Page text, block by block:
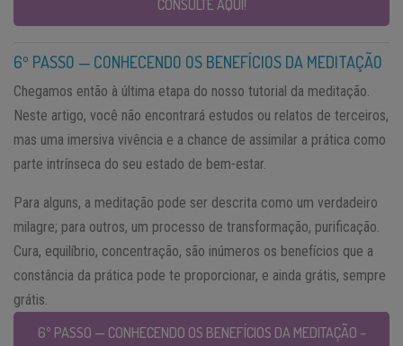
CONSULTE AQUI!
6º PASSO — CONHECENDO OS BENEFÍCIOS DA MEDITAÇÃO
Chegamos então à última etapa do nosso tutorial da meditação.
Neste artigo, você não encontrará estudos ou relatos de terceiros,
mas uma imersiva vivência e a chance de assimilar a prática como
parte intrínseca do seu estado de bem-estar.
Para alguns, a meditação pode ser descrita como um verdadeiro
milagre; para outros, um processo de transformação, purificação.
Cura, equilíbrio, concentração, são inúmeros os benefícios que a
constância da prática pode te proporcionar, e ainda grátis, sempre
grátis.
6º PASSO — CONHECENDO OS BENEFÍCIOS DA MEDITAÇÃO –